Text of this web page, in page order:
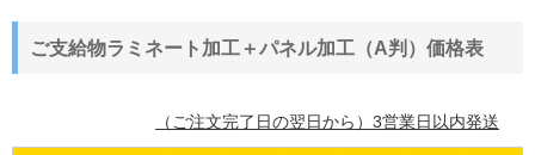
ご支給物ラミネート加工＋パネル加工（A判）価格表
（ご注文完了日の翌日から）3営業日以内発送